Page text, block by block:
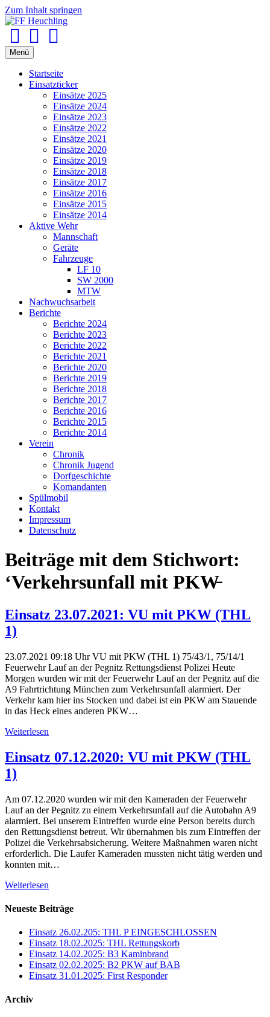
Zum Inhalt springen
Menü
Startseite
Einsatzticker
Einsätze 2025
Einsätze 2024
Einsätze 2023
Einsätze 2022
Einsätze 2021
Einsätze 2020
Einsätze 2019
Einsätze 2018
Einsätze 2017
Einsätze 2016
Einsätze 2015
Einsätze 2014
Aktive Wehr
Mannschaft
Geräte
Fahrzeuge
LF 10
SW 2000
MTW
Nachwuchsarbeit
Berichte
Berichte 2024
Berichte 2023
Berichte 2022
Berichte 2021
Berichte 2020
Berichte 2019
Berichte 2018
Berichte 2017
Berichte 2016
Berichte 2015
Berichte 2014
Verein
Chronik
Chronik Jugend
Dorfgeschichte
Komandanten
Spülmobil
Kontakt
Impressum
Datenschutz
Beiträge mit dem Stichwort:
‘Verkehrsunfall mit PKW̵
Einsatz 23.07.2021: VU mit PKW (THL
1)
23.07.2021 09:18 Uhr VU mit PKW (THL 1) 75/43/1, 75/14/1
Feuerwehr Lauf an der Pegnitz Rettungsdienst Polizei Heute
Morgen wurden wir mit der Feuerwehr Lauf an der Pegnitz auf die
A9 Fahrtrichtung München zum Verkehrsunfall alarmiert. Der
Verkehr kam hier ins Stocken und dabei ist ein PKW am Stauende
in das Heck eines anderen PKW…
Weiterlesen
Einsatz 07.12.2020: VU mit PKW (THL
1)
Am 07.12.2020 wurden wir mit den Kameraden der Feuerwehr
Lauf an der Pegnitz zu einem Verkehrsunfall auf die Autobahn A9
alarmiert. Bei unserem Eintreffen wurde eine Person bereits durch
den Rettungsdienst betreut. Wir übernahmen bis zum Eintreffen der
Polizei die Verkehrsabsicherung. Weitere Maßnahmen waren nicht
erforderlich. Die Laufer Kameraden mussten nicht tätig werden und
konnten mit…
Weiterlesen
Neueste Beiträge
Einsatz 26.02.205: THL P EINGESCHLOSSEN
Einsatz 18.02.2025: THL Rettungskorb
Einsatz 14.02.2025: B3 Kaminbrand
Einsatz 02.02.2025: B2 PKW auf BAB
Einsatz 31.01.2025: First Responder
Archiv